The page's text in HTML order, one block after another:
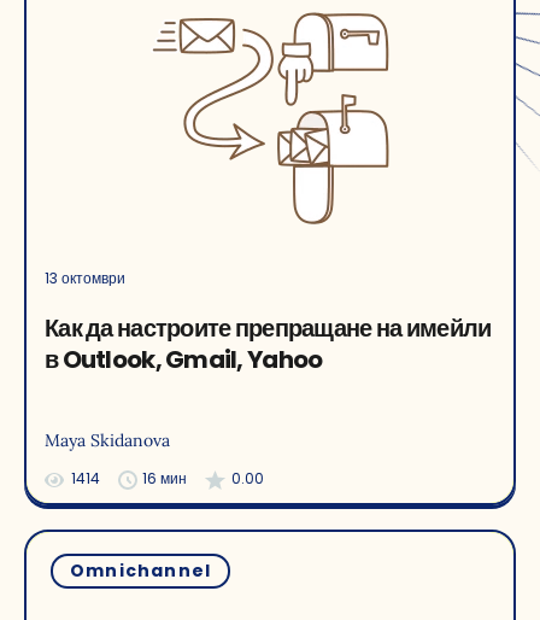
13 октомври
Как да настроите препращане на имейли
в Outlook, Gmail, Yahoo
Maya Skidanova
1414 16 мин 0.00
Omnichannel